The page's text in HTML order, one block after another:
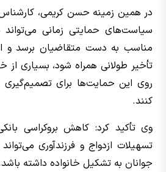
در همین زمینه حسن کریمی،
سیاست‌های حمایتی زمانی می‌تواند
مناسب به دست متقاضیان برسد و
تأخیر طولانی همراه شود، بسیاری از
روی این حمایت‌ها برای تصمیم‌گیری
کنند.
وی تأکید کرد: کاهش بروکراسی
تسهیلات ازدواج و فرزندآوری
جوانان به تشکیل خانواده داشته